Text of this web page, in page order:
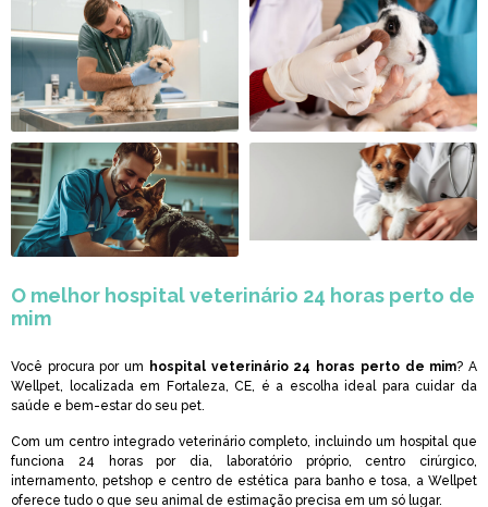
O melhor hospital veterinário 24 horas perto de
mim
Você procura por um hospital veterinário 24 horas perto de mim? A
Wellpet, localizada em Fortaleza, CE, é a escolha ideal para cuidar da
saúde e bem-estar do seu pet.
Com um centro integrado veterinário completo, incluindo um hospital que
funciona 24 horas por dia, laboratório próprio, centro cirúrgico,
internamento, petshop e centro de estética para banho e tosa, a Wellpet
oferece tudo o que seu animal de estimação precisa em um só lugar.